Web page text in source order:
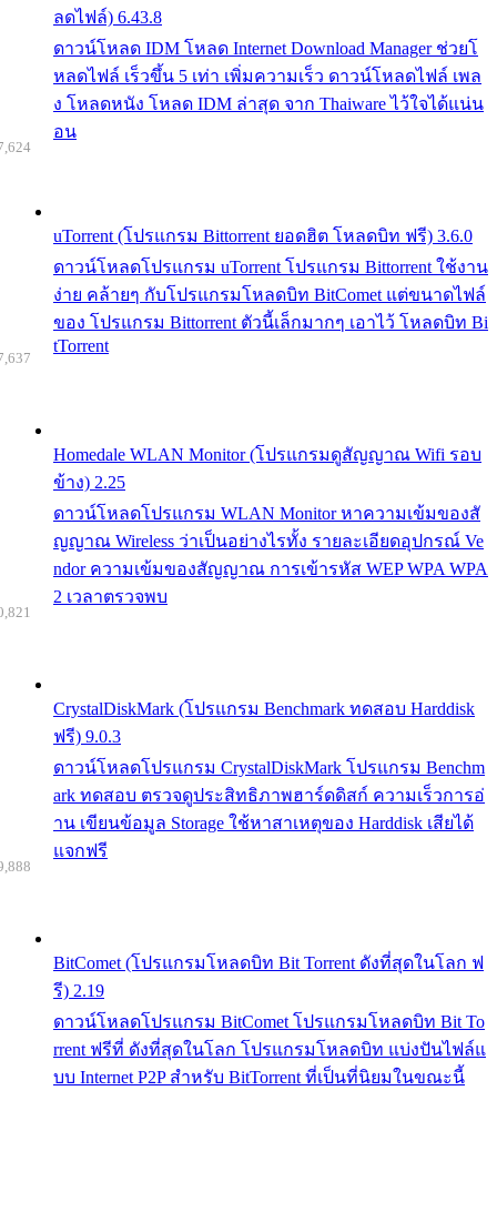
ลดไฟล์) 6.43.8
ดาวน์โหลด IDM โหลด Internet Download Manager ช่วยโ
หลดไฟล์ เร็วขึ้น 5 เท่า เพิ่มความเร็ว ดาวน์โหลดไฟล์ เพล
ง โหลดหนัง โหลด IDM ล่าสุด จาก Thaiware ไว้ใจได้แน่น
อน
uTorrent (โปรแกรม Bittorrent ยอดฮิต โหลดบิท ฟรี) 3.6.0
ดาวน์โหลดโปรแกรม uTorrent โปรแกรม Bittorrent ใช้งาน
ง่าย คล้ายๆ กับโปรแกรมโหลดบิท BitComet แต่ขนาดไฟล์
ของ โปรแกรม Bittorrent ตัวนี้เล็กมากๆ เอาไว้ โหลดบิท Bi
tTorrent
Homedale WLAN Monitor (โปรแกรมดูสัญญาณ Wifi รอบ
ข้าง) 2.25
ดาวน์โหลดโปรแกรม WLAN Monitor หาความเข้มของสั
ญญาณ Wireless ว่าเป็นอย่างไรทั้ง รายละเอียดอุปกรณ์ Ve
ndor ความเข้มของสัญญาณ การเข้ารหัส WEP WPA WPA
2 เวลาตรวจพบ
CrystalDiskMark (โปรแกรม Benchmark ทดสอบ Harddisk
ฟรี) 9.0.3
ดาวน์โหลดโปรแกรม CrystalDiskMark โปรแกรม Benchm
ark ทดสอบ ตรวจดูประสิทธิภาพฮาร์ดดิสก์ ความเร็วการอ่
าน เขียนข้อมูล Storage ใช้หาสาเหตุของ Harddisk เสียได้
แจกฟรี
BitComet (โปรแกรมโหลดบิท Bit Torrent ดังที่สุดในโลก ฟ
รี) 2.19
ดาวน์โหลดโปรแกรม BitComet โปรแกรมโหลดบิท Bit To
rrent ฟรีที่ ดังที่สุดในโลก โปรแกรมโหลดบิท แบ่งปันไฟล์แ
บบ Internet P2P สำหรับ BitTorrent ที่เป็นที่นิยมในขณะนี้